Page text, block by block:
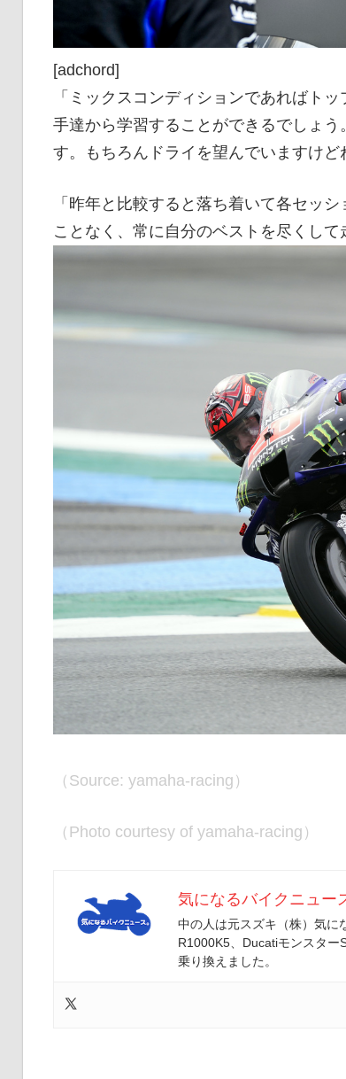
[adchord]
「ミックスコンディションであればト
手達から学習することができるでしょ
す。もちろんドライを望んでいますけど
「昨年と比較すると落ち着いて各セッ
ことなく、常に自分のベストを尽くして
（Source: yamaha-racing）
（Photo courtesy of yamaha-racing）
気になるバイクニュー
中の人は元スズキ（株）気に
R1000K5、Ducatiモンスタ
乗り換えました。